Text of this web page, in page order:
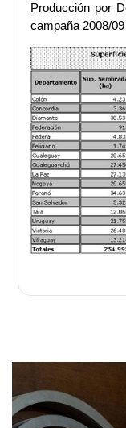
Producción por
campaña 2008/